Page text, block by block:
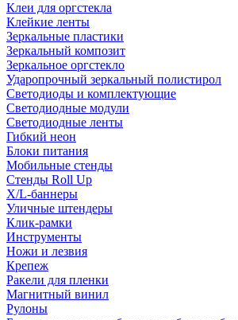
Клеи для оргстекла
Клейкие ленты
Зеркальные пластики
Зеркальный композит
Зеркальное оргстекло
Ударопрочный зеркальный полистирол
Светодиоды и комплектующие
Светодиодные модули
Светодиодные ленты
Гибкий неон
Блоки питания
Мобильные стенды
Стенды Roll Up
X/L-баннеры
Уличные штендеры
Клик-рамки
Инструменты
Ножи и лезвия
Крепеж
Ракели для пленки
Магнитный винил
Рулоны